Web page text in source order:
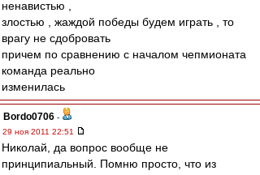
ненавистью ,
злостью , жаждой победы будем играть , то
врагу не сдобровать
причем по сравнению с началом чепмионата
команда реально
изменилась
Bordo0706 -
29 ноя 2011 22:51
Николай, да вопрос вообще не
принципиальный. Помню просто, что из